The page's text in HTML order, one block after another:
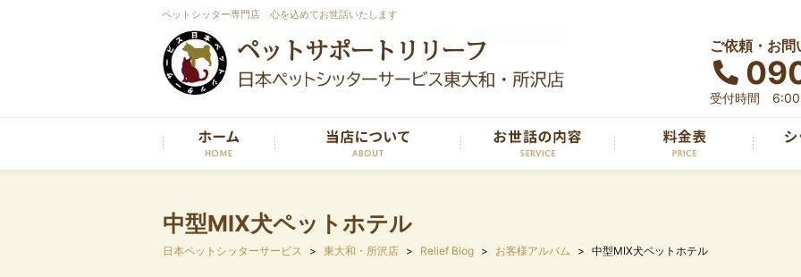
ペットシッター専門店 心を込めてお世話いたします
ご依頼・お問
受付時間 6:00
中型MIX犬ペットホテル
日本ペットシッターサービス 東大和・所沢店 Relief Blog お客様アルバム 中型MIX犬ペットホテル